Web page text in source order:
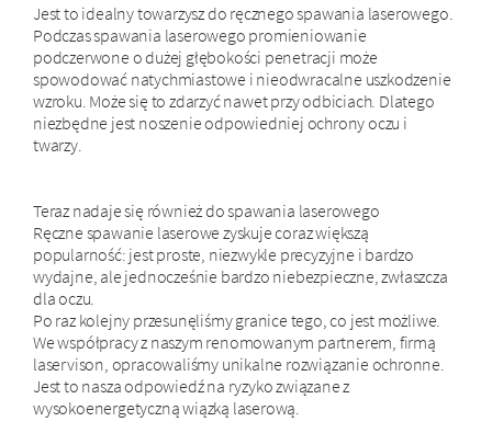
Jest to idealny towarzysz do ręcznego spawania laserowego.
Podczas spawania laserowego promieniowanie
podczerwone o dużej głębokości penetracji może
spowodować natychmiastowe i nieodwracalne uszkodzenie
wzroku. Może się to zdarzyć nawet przy odbiciach. Dlatego
niezbędne jest noszenie odpowiedniej ochrony oczu i
twarzy.
Teraz nadaje się również do spawania laserowego
Ręczne spawanie laserowe zyskuje coraz większą
popularność: jest proste, niezwykle precyzyjne i bardzo
wydajne, ale jednocześnie bardzo niebezpieczne, zwłaszcza
dla oczu.
Po raz kolejny przesunęliśmy granice tego, co jest możliwe.
We współpracy z naszym renomowanym partnerem, firmą
laservison, opracowaliśmy unikalne rozwiązanie ochronne.
Jest to nasza odpowiedź na ryzyko związane z
wysokoenergetyczną wiązką laserową.